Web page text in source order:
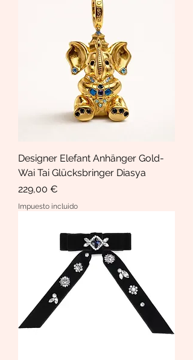
Designer Elefant Anhänger Gold-
Wai Tai Glücksbringer Diasya
Precio
229,00 €
Impuesto incluido